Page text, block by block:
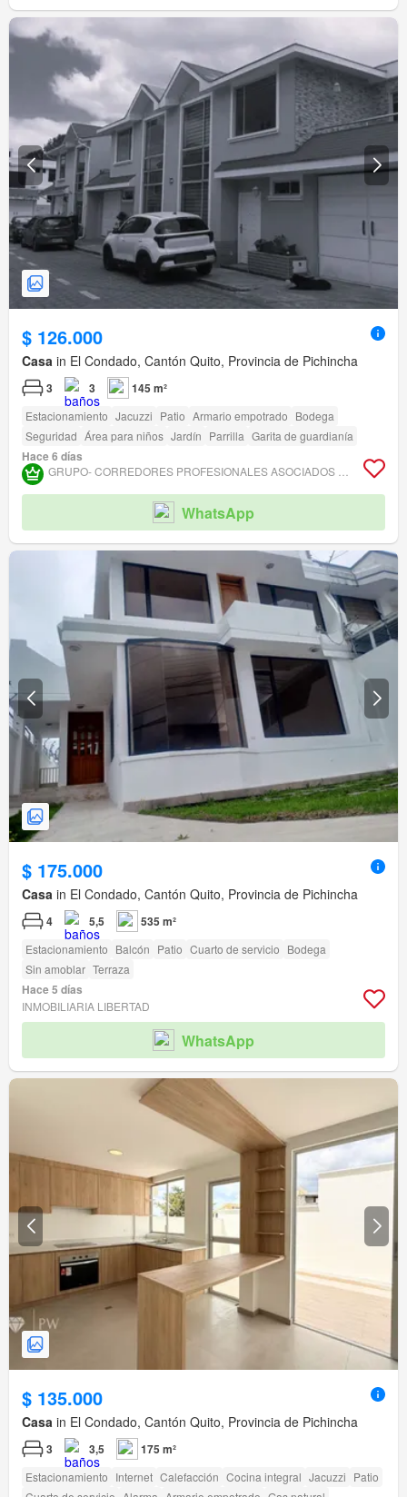
$ 126.000
Casa in El Condado, Cantón Quito, Provincia de Pichincha
3 3 145 m²
Estacionamiento Jacuzzi Patio Armario empotrado Bodega
Seguridad Área para niños Jardín Parrilla Garita de guardianía
Hace 6 días
WhatsApp
$ 175.000
Casa in El Condado, Cantón Quito, Provincia de Pichincha
4 5,5 535 m²
Estacionamiento Balcón Patio Cuarto de servicio Bodega
Sin amoblar Terraza
Hace 5 días
INMOBILIARIA LIBERTAD
WhatsApp
$ 135.000
Casa in El Condado, Cantón Quito, Provincia de Pichincha
3 3,5 175 m²
Estacionamiento Internet Calefacción Cocina integral Jacuzzi Patio